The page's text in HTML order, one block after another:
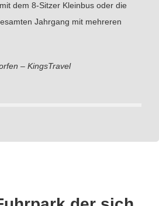
dem 8-Sitzer Kleinbus oder die
Jahrgang mit mehreren
– KingsTravel